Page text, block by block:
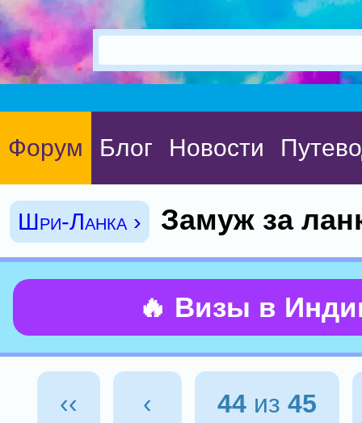
Форум Блог Новости
Шри-Ланка › Замуж за
🔥 Визы в
‹‹ ‹ 44из 45